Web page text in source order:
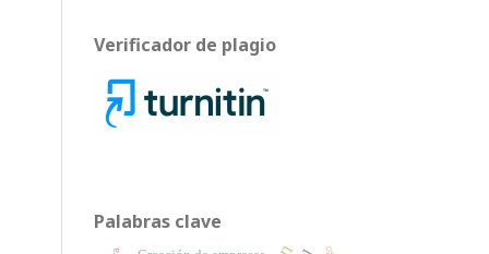
Verificador de plagio
Palabras clave